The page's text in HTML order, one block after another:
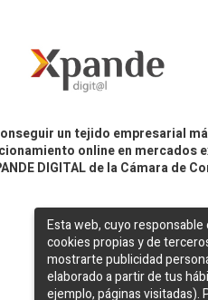
un tejido empresarial
online en mercados
DIGITAL de la Cámara de
Esta web, cuyo
cookies propias y de
mostrarte publicidad
elaborado a partir de tus
ejemplo, páginas visitadas).